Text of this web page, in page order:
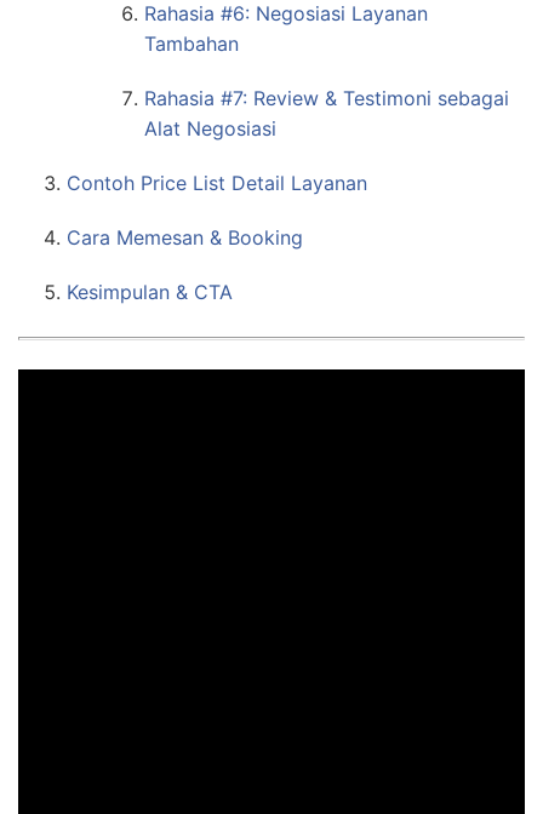
Rahasia #6: Negosiasi Layanan
Tambahan
Rahasia #7: Review & Testimoni sebagai
Alat Negosiasi
Contoh Price List Detail Layanan
Cara Memesan & Booking
Kesimpulan & CTA